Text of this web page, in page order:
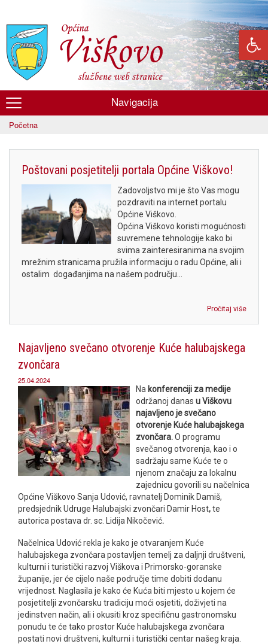
glavni
sadržaj
Općina
Viškovo
Navigacija
Početna
Poštovani posjetitelji portala Općine Viškovo!
Zadovoljstvo mi je što Vas mogu
pozdraviti na internet portalu
Općine Viškovo.
Općina Viškovo koristi mogućnosti
suvremene tehnologije kako bi
svima zainteresiranima na svojim
mrežnim stranicama pružila informaciju o radu Općine, ali i
ostalim događanjima na našem području...
Pročitaj više
Najavljeno svečano otvorenje Kuće halubajskega
zvončara
25.04.2024
Na konferenciji za medije
održanoj danas u Viškovu
najavljeno je svečano
otvorenje Kuće halubajskega
zvončara.O programu
svečanog otvorenja, kao i o
sadržaju same Kuće te o
njenom značaju za lokalnu
zajednicu govorili su načelnica
Općine Viškovo Sanja Udović, ravnatelj Dominik Damiš,
predsjednik Udruge Halubajski zvončari Damir Host,te
autorica postava dr. sc. Lidija Nikočević.
Načelnica Udović rekla je kako je otvaranjem Kuće
halubajskega zvončara postavljen temelj za daljnji društveni,
kulturni i turistički razvoj Viškova i Primorsko-goranske
županije, jer će cijelo naše područje time dobiti dodanu
vrijednost. Naglasila je kako će Kuća biti mjesto u kojem će
posjetitelji zvončarsku tradiciju moći osjetiti, doživjeti na
jedinstven način, ali i okusiti kroz specifičnu gastronomsku
ponudu te će tako prostor Kuće halubajskega zvončara
postati novi društveni, kulturni i turistički centar našeg kraja.